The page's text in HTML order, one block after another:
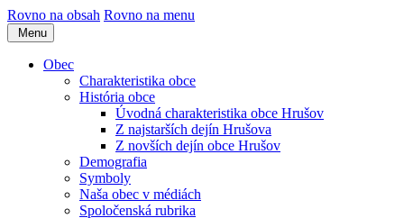
Rovno na obsah Rovno na menu
Menu
Obec
Charakteristika obce
História obce
Úvodná charakteristika obce Hrušov
Z najstarších dejín Hrušova
Z novších dejín obce Hrušov
Demografia
Symboly
Naša obec v médiách
Spoločenská rubrika